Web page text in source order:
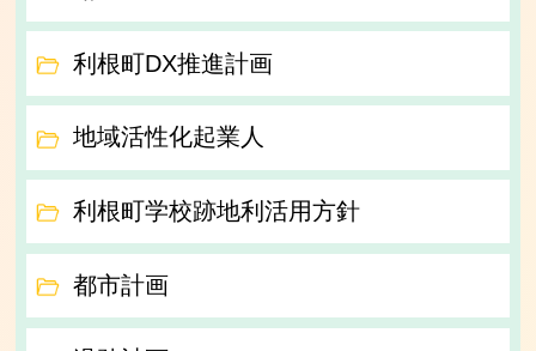
利根町DX推進計画
地域活性化起業人
利根町学校跡地利活用方針
都市計画